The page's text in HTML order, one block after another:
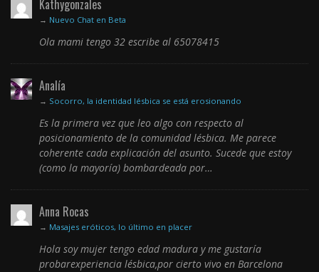
Kathygonzales
→ Nuevo Chat en Beta
Ola mami tengo 32 escribe al 65078415
Analía
→ Socorro, la identidad lésbica se está erosionando
Es la primera vez que leo algo con respecto al
posicionamiento de la comunidad lésbica. Me parece
coherente cada explicación del asunto. Sucede que estoy
(como la mayoría) bombardeada por…
Anna Rocas
→ Masajes eróticos, lo último en placer
Hola soy mujer tengo edad madura y me gustaría
probarexperiencia lésbica,por cierto vivo en Barcelona